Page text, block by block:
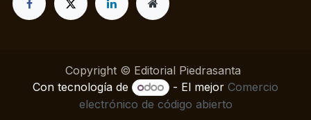
Copyright © Editorial Piedrasanta
Con tecnología de
- El mejorComercio
electrónico de código abierto